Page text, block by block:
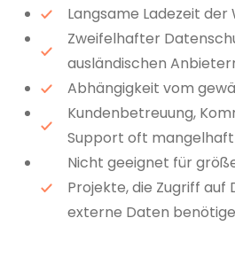
Langsame Ladezeit der
Zweifelhafter
ausländischen
Abhängigkeit vom
Kundenbetreuung,
Support oft mangelhaft
Nicht geeignet für
Projekte, die Zugriff
externe Daten